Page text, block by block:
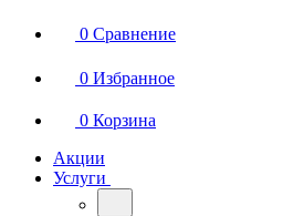
0 Сравнение
0 Избранное
0 Корзина
Акции
Услуги